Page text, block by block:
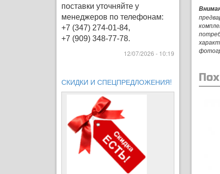
поставки уточняйте у
менеджеров по телефонам:
+7 (347) 274-01-84,
+7 (909) 348-77-78.
12/07/2026 - 10:19
СКИДКИ И СПЕЦПРЕДЛОЖЕНИЯ!